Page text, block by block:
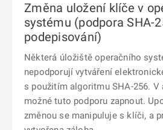
Změna uložení klíče v
systému (podpora SHA-
podepisování)
Některá úložiště operačního
nepodporují vytváření
s použitím algoritmu SHA-256.
možné tuto podporu zapnout.
změnou se manipuluje s klíči, a